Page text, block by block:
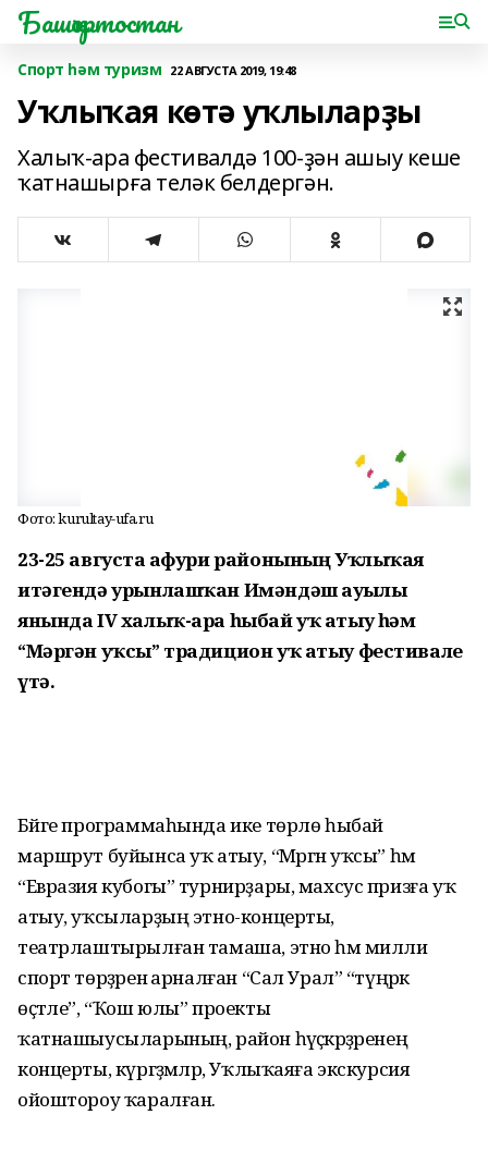
Башҡортостан
Спорт һәм туризм 22 АВГУСТА 2019, 19:48
Уҡлыҡая көтә уҡлыларҙы
Халыҡ-ара фестивалдә 100-ҙән ашыу кеше
ҡатнашырға теләк белдергән.
Фото: kurultay-ufa.ru
23-25 августа Ғафури районының Уҡлыҡая
итәгендә урынлашҡан Имәндәш ауылы
янында IV халыҡ-ара һыбай уҡ атыу һәм
“Мәргән уҡсы” традицион уҡ атыу фестивале
үтә.
Бәйге программаһында ике төрлө һыбай
маршрут буйынса уҡ атыу, “Мәргән уҡсы” һәм
“Евразия кубогы” турнирҙары, махсус призға уҡ
атыу, уҡсыларҙың этно-концерты,
театрлаштырылған тамаша, этно һәм милли
спорт төрҙәренә арналған “Сал Урал” “түңәрәк
өҫтәле”, “Ҡош юлы” проекты
ҡатнашыусыларының, район һәүәҫкәрҙәренең
концерты, күргәҙмәләр, Уҡлыҡаяға экскурсия
ойоштороу ҡаралған.